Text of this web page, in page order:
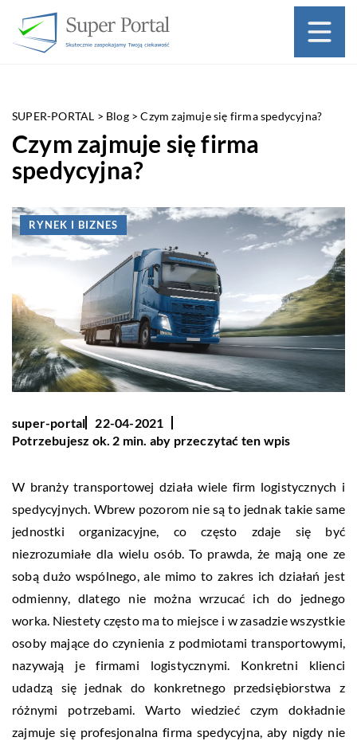
SUPER-PORTAL > Blog>Czym zajmuje się firma spedycyjna?
Czym zajmuje się firma
spedycyjna?
RYNEK I BIZNES
super-portal
22-04-2021
Potrzebujesz ok. 2 min. aby przeczytać ten wpis
W branży transportowej działa wiele firm logistycznych i
spedycyjnych. Wbrew pozorom nie są to jednak takie same
jednostki organizacyjne, co często zdaje się być
niezrozumiałe dla wielu osób. To prawda, że mają one ze
sobą dużo wspólnego, ale mimo to zakres ich działań jest
odmienny, dlatego nie można wrzucać ich do jednego
worka. Niestety często ma to miejsce i w zasadzie wszystkie
osoby mające do czynienia z podmiotami transportowymi,
nazywają je firmami logistycznymi. Konkretni klienci
udadzą się jednak do konkretnego przedsiębiorstwa z
różnymi potrzebami. Warto wiedzieć czym dokładnie
zajmuje się profesjonalna firma spedycyjna, aby nigdy nie